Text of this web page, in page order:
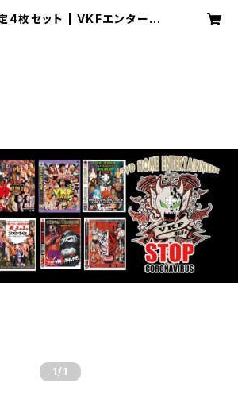
4枚セット | VKFエンターテ
1 /1